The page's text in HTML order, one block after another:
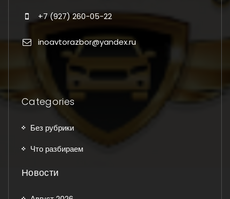
+7 (927) 260-05-22
inoavtorazbor@yandex.ru
Categories
Без рубрики
Что разбираем
Новости